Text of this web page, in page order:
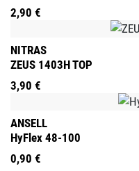
2,90 €
NITRAS
ZEUS 1403H TOP
3,90 €
ANSELL
HyFlex 48-100
0,90 €